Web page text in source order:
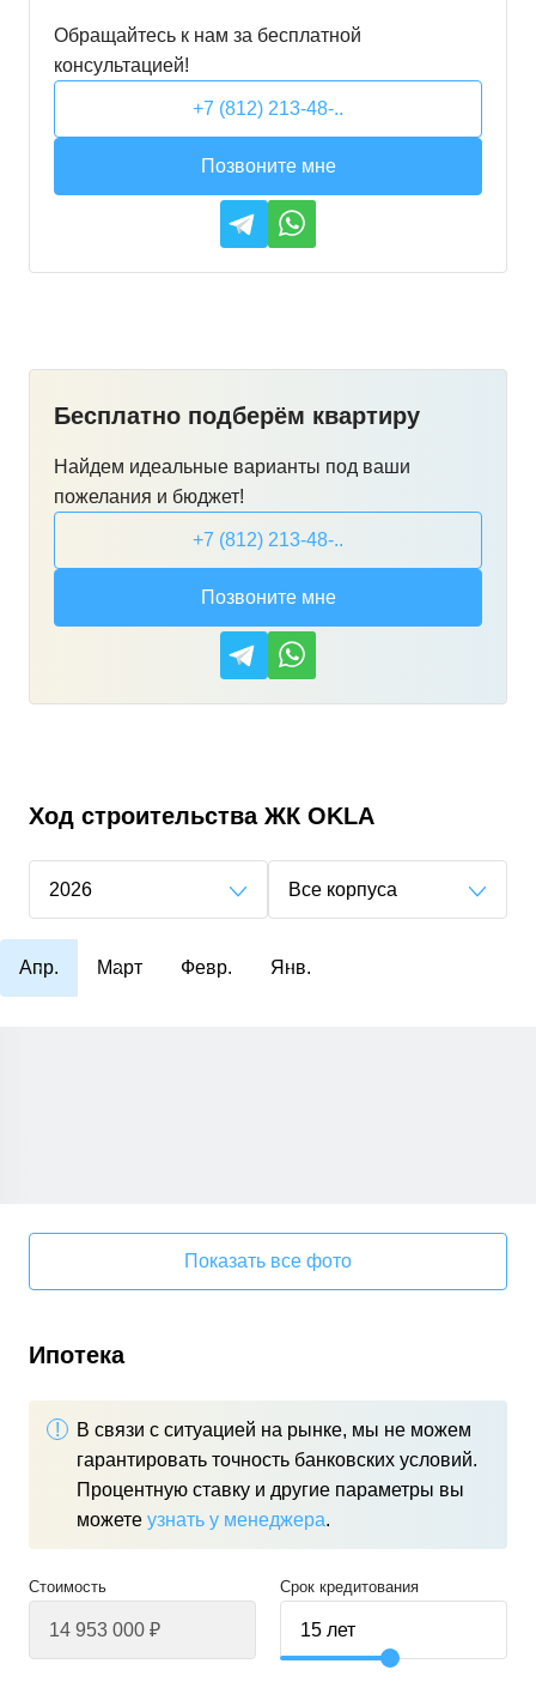
Обращайтесь к нам за бесплатной
консультацией!
+7 (812) 213-48-..
Позвоните мне
Бесплатно подберём квартиру
Найдем идеальные варианты под ваши
пожелания и бюджет!
+7 (812) 213-48-..
Позвоните мне
Ход строительства ЖК OKLA
2026 Все корпуса
Апр. Март Февр. Янв.
Показать все фото
Ипотека
В связи с ситуацией на рынке, мы не можем
гарантировать точность банковских условий.
Процентную ставку и другие параметры вы
можете узнать у менеджера.
Стоимость Срок кредитования